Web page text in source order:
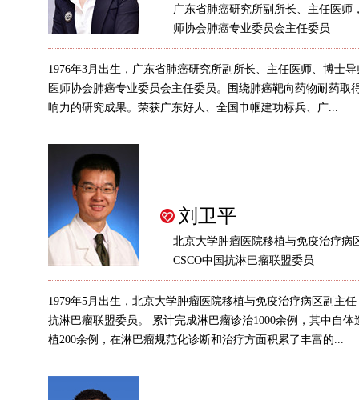
广东省肺癌研究所副所长、主任医师
师协会肺癌专业委员会主任委员
1976年3月出生，广东省肺癌研究所副所长、主任医师、博士
医师协会肺癌专业委员会主任委员。围绕肺癌靶向药物耐药取
响力的研究成果。荣获广东好人、全国巾帼建功标兵、广...
刘卫平
北京大学肿瘤医院移植与免疫治疗病
CSCO中国抗淋巴瘤联盟委员
1979年5月出生，北京大学肿瘤医院移植与免疫治疗病区副主任
抗淋巴瘤联盟委员。 累计完成淋巴瘤诊治1000余例，其中自体
植200余例，在淋巴瘤规范化诊断和治疗方面积累了丰富的...